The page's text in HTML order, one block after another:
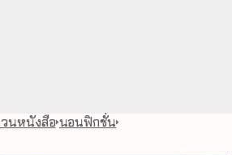
นหนังสือ นอนฟิกชั่น